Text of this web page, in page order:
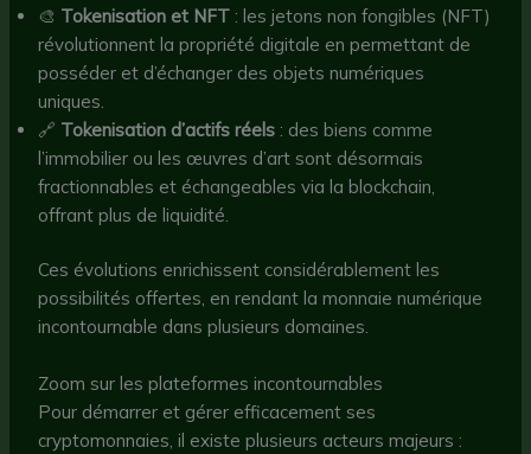
🎨 Tokenisation et NFT : les jetons non fongibles (NFT)
révolutionnent la propriété digitale en permettant de
posséder et d’échanger des objets numériques
uniques.
🔗 Tokenisation d’actifs réels : des biens comme
l’immobilier ou les œuvres d’art sont désormais
fractionnables et échangeables via la blockchain,
offrant plus de liquidité.
Ces évolutions enrichissent considérablement les
possibilités offertes, en rendant la monnaie numérique
incontournable dans plusieurs domaines.
Zoom sur les plateformes incontournables
Pour démarrer et gérer efficacement ses
cryptomonnaies, il existe plusieurs acteurs majeurs :